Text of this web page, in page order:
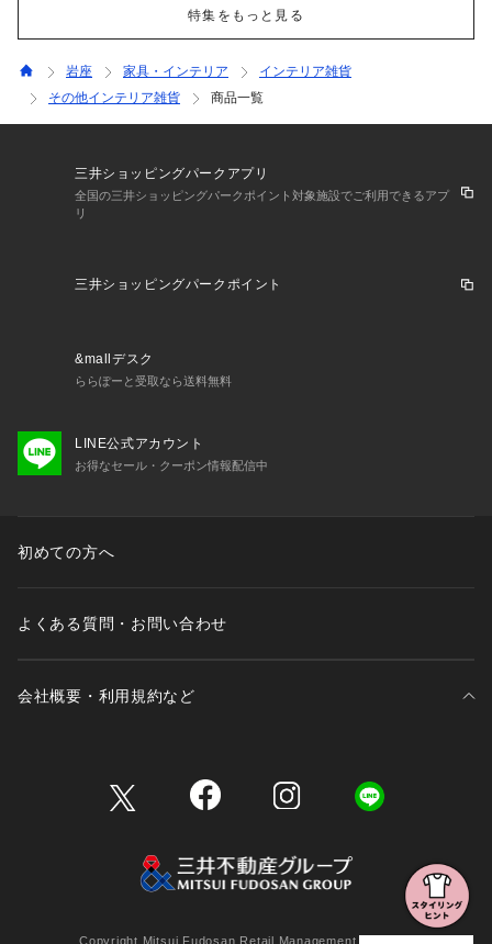
特集をもっと見る
岩座 家具・インテリア
インテリア雑貨
その他インテリア雑貨
商品一覧
三井ショッピングパークアプリ
全国の三井ショッピングパークポイント対象施設でご利用できるアプ
リ
三井ショッピングパークポイント
&mallデスク
ららぽーと受取なら送料無料
LINE公式アカウント
お得なセール・クーポン情報配信中
初めての方へ
よくある質問・お問い合わせ
会社概要・利用規約など
Copyright Mitsui Fudosan Retail Management Co., Ltd.